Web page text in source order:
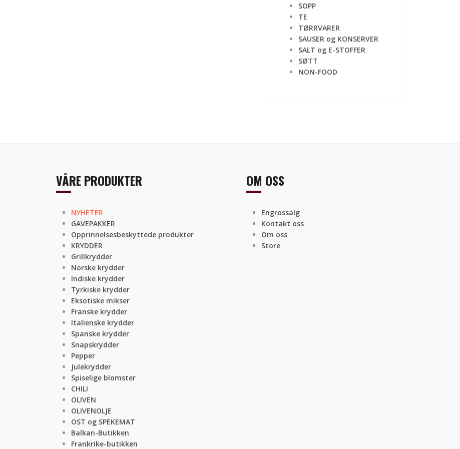
SOPP
TE
TØRRVARER
SAUSER og KONSERVER
SALT og E-STOFFER
SØTT
NON-FOOD
VÅRE PRODUKTER
NYHETER
GAVEPAKKER
Opprinnelsesbeskyttede produkter
KRYDDER
Grillkrydder
Norske krydder
Indiske krydder
Tyrkiske krydder
Eksotiske mikser
Franske krydder
Italienske krydder
Spanske krydder
Snapskrydder
Pepper
Julekrydder
Spiselige blomster
CHILI
OLIVEN
OLIVENOLJE
OST og SPEKEMAT
Balkan-Butikken
Frankrike-butikken
OM OSS
Engrossalg
Kontakt oss
Om oss
Store